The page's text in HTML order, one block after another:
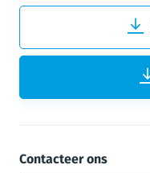
Contacteer ons